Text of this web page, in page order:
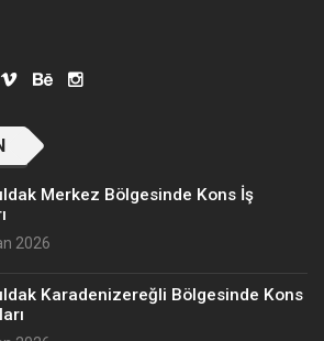
Merkez Bölgesinde Kons İş
2026
Karadenizereğli Bölgesinde Kons